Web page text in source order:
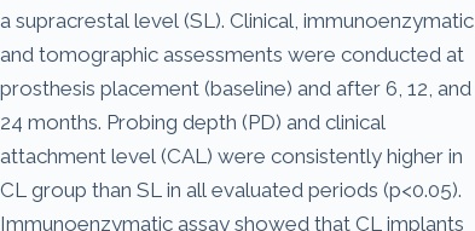
a supracrestal level (SL). Clinical, immunoenzymatic,
and tomographic assessments were conducted at
prosthesis placement (baseline) and after 6, 12, and
24 months. Probing depth (PD) and clinical
attachment level (CAL) were consistently higher in
CL group than SL in all evaluated periods (p<0.05).
Immunoenzymatic assay showed that CL implants